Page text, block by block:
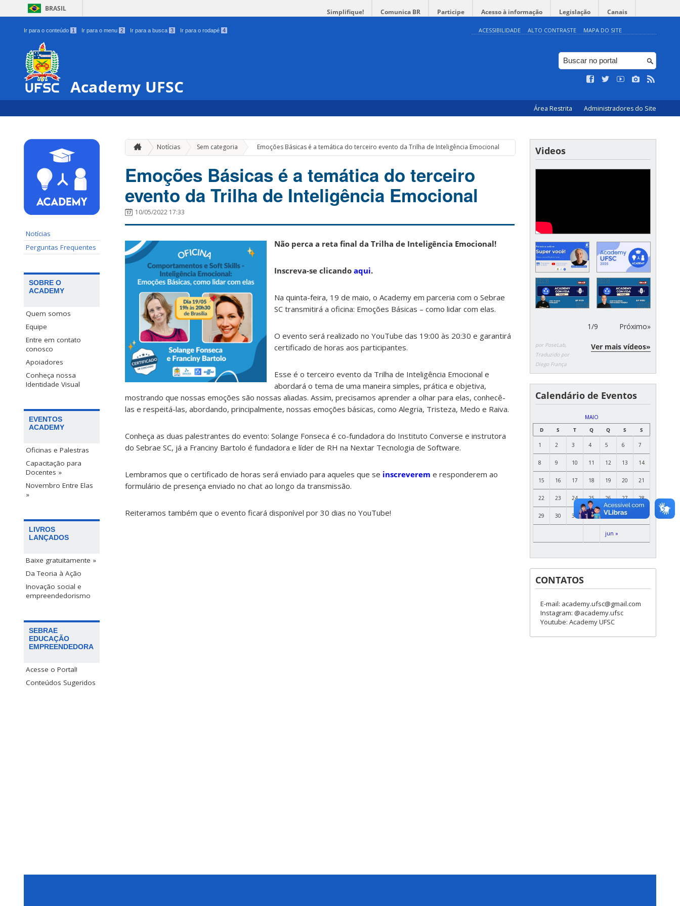
BRASIL Simplifique! Comunica BR Participe Acesso à informação Legislação Canais
Ir para o conteúdo 1 Ir para o menu 2 Ir para a busca 3 Ir para o rodapé 4 ACESSIBILIDADE ALTO CONTRASTE MAPA DO SITE
Academy UFSC
Área Restrita Administradores do Site
Notícias
Perguntas Frequentes
SOBRE O
ACADEMY
Quem somos
Equipe
Entre em contato
conosco
Apoiadores
Conheça nossa
Identidade Visual
EVENTOS
ACADEMY
Oficinas e Palestras
Capacitação para
Docentes »
Novembro Entre Elas
»
LIVROS
LANÇADOS
Baixe gratuitamente »
Da Teoria à Ação
Inovação social e
empreendedorismo
SEBRAE
EDUCAÇÃO
EMPREENDEDORA
Acesse o Portal!
Conteúdos Sugeridos
Notícias Sem categoria » Emoções Básicas é a temática do terceiro evento da Trilha de Inteligência Emocional
Emoções Básicas é a temática do terceiro
evento da Trilha de Inteligência Emocional
10/05/2022 17:33
Não perca a reta final da Trilha de Inteligência Emocional!
Inscreva-se clicando aqui.
Na quinta-feira, 19 de maio, o Academy em parceria com o Sebrae
SC transmitirá a oficina: Emoções Básicas – como lidar com elas.
O evento será realizado no YouTube das 19:00 às 20:30 e garantirá
certificado de horas aos participantes.
Esse é o terceiro evento da Trilha de Inteligência Emocional e
abordará o tema de uma maneira simples, prática e objetiva,
mostrando que nossas emoções são nossas aliadas. Assim, precisamos aprender a olhar para elas, conhecê-
las e respeitá-las, abordando, principalmente, nossas emoções básicas, como Alegria, Tristeza, Medo e Raiva.
Conheça as duas palestrantes do evento: Solange Fonseca é co-fundadora do Instituto Converse e instrutora
do Sebrae SC, já a Franciny Bartolo é fundadora e líder de RH na Nextar Tecnologia de Software.
Lembramos que o certificado de horas será enviado para aqueles que se inscreverem e responderem ao
formulário de presença enviado no chat ao longo da transmissão.
Reiteramos também que o evento ficará disponível por 30 dias no YouTube!
Videos
1/9 Próximo»
por PoseLab,
Traduzido por
Diego França
Ver mais vídeos»
Calendário de Eventos
MAIO
D
S T Q Q S S
jun »
1 2 3 4 5 6 7
8 9 10 11 12 13 14
15 16 17 18 19 20 21
22 23 24 25 26 27 28
29 30 31
CONTATOS
E-mail: academy.ufsc@gmail.com
Instagram: @academy.ufsc
Youtube: Academy UFSC